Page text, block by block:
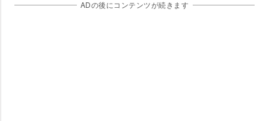
ADの後にコンテンツが続きます